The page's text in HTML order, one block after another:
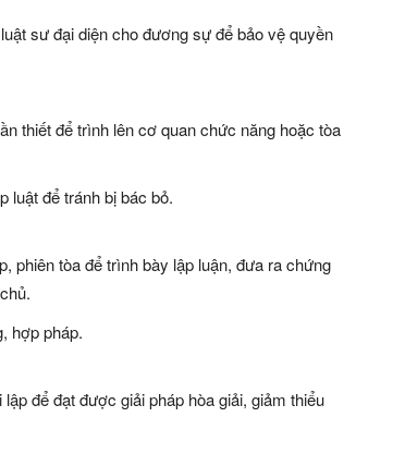
sư đại diện cho đương sự để bảo vệ quyền
thiết để trình lên cơ quan chức năng hoặc tòa
luật để tránh bị bác bỏ.
phiên tòa để trình bày lập luận, đưa ra chứng
hợp pháp.
để đạt được giải pháp hòa giải, giảm thiểu